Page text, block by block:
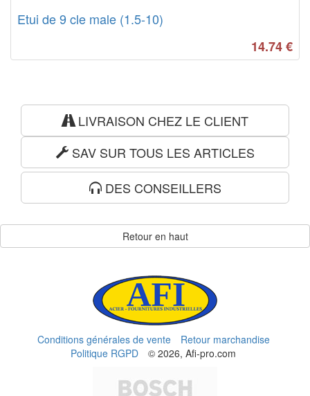
Etui de 9 cle male (1.5-10)
14.74€
LIVRAISON CHEZ LE CLIENT
SAV SUR TOUS LES ARTICLES
DES CONSEILLERS
Retour en haut
Conditions générales de vente
Retour marchandise
Politique RGPD
© 2026, Afi-pro.com